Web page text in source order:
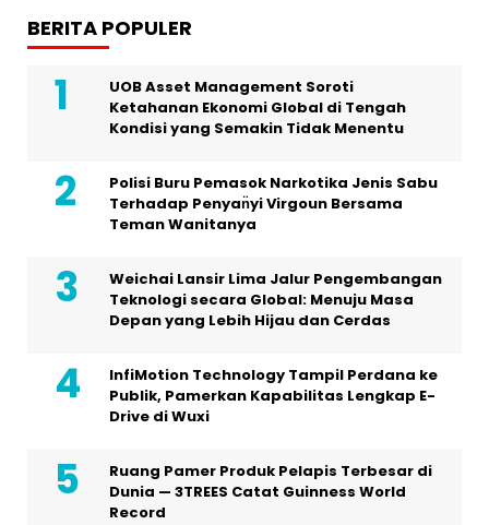
BERITA POPULER
UOB Asset Management Soroti
Ketahanan Ekonomi Global di Tengah
Kondisi yang Semakin Tidak Menentu
Polisi Buru Pemasok Narkotika Jenis Sabu
Terhadap Penyan̈yi Virgoun Bersama
Teman Wanitanya
Weichai Lansir Lima Jalur Pengembangan
Teknologi secara Global: Menuju Masa
Depan yang Lebih Hijau dan Cerdas
InfiMotion Technology Tampil Perdana ke
Publik, Pamerkan Kapabilitas Lengkap E-
Drive di Wuxi
Ruang Pamer Produk Pelapis Terbesar di
Dunia — 3TREES Catat Guinness World
Record